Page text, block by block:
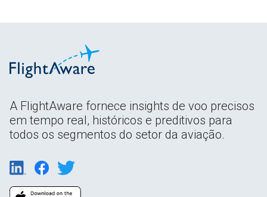
A FlightAware fornece insights de voo precisos
em tempo real, históricos e preditivos para
todos os segmentos do setor da aviação.